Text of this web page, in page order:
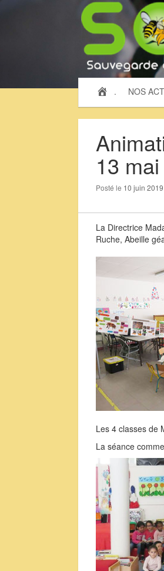
. NOS
13
Posté le 10 juin 2019
La Directrice
Ruche, Abeille
Les 4 classes de
La séance